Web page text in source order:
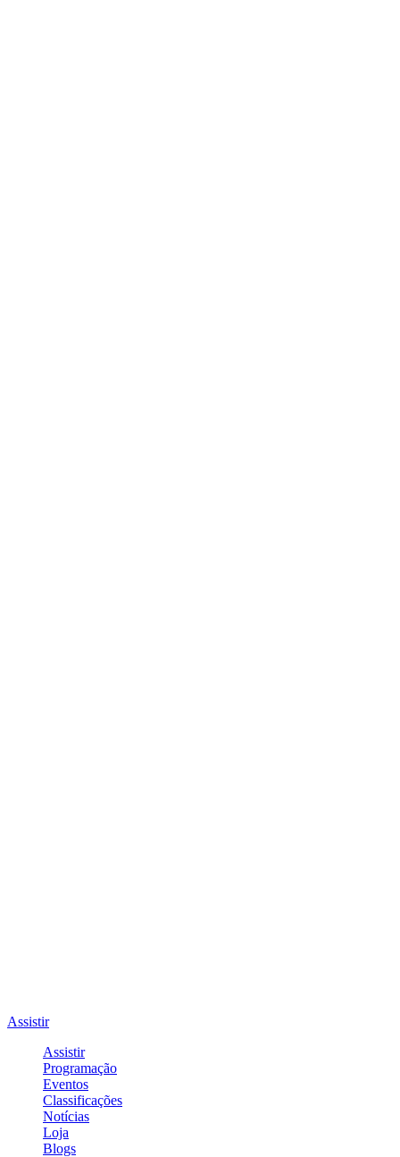
Assistir
Assistir
Programação
Eventos
Classificações
Notícias
Loja
Blogs